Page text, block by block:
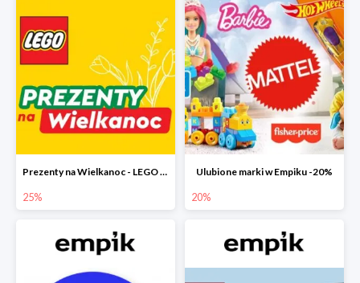
Prezenty na Wielkanoc - LEGO w Empiku do -25%
25%
Ulubione marki w Empiku -20%
20%